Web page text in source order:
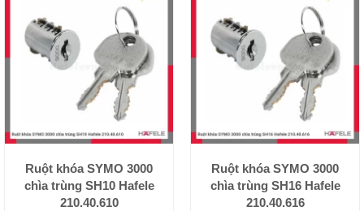
Ruột khóa SYMO 3000
chìa trùng SH10 Hafele
210.40.610
Ruột khóa SYMO 3000
chìa trùng SH16 Hafele
210.40.616